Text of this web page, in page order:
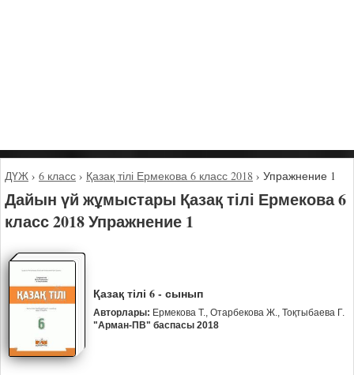
ДҮЖ › 6 класс › Қазақ тілі Ермекова 6 класс 2018 › Упражнение 1
Дайын үй жұмыстары Қазақ тілі Ермекова 6
класс 2018 Упражнение 1
Қазақ тілі 6 - сынып
Авторлары: Ермекова Т., Отарбекова Ж., Тоқтыбаева Г.
"Арман-ПВ" баспасы 2018